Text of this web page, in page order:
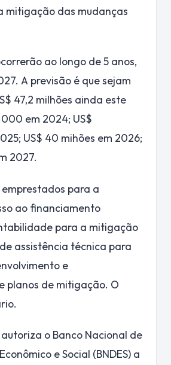
mitigação das mudanças
ao longo de 5 anos,
A previsão é que sejam
47,2 milhões ainda este
em 2024; US$
US$ 40 mihões em 2026;
2027.
emprestados para a
ao financiamento
para a mitigação
assistência técnica para
e
planos de mitigação. O
o Banco Nacional de
e Social (BNDES) a